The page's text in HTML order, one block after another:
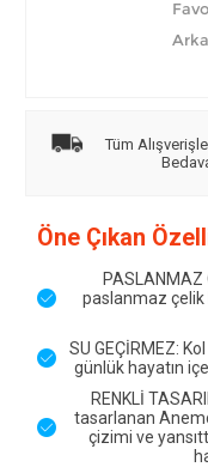
Tüm
Öne Çıkan
PASLANMAZ
paslanmaz çelik
SU GEÇİRMEZ:
günlük hayatın
RENKLİ
tasarlanan
çizimi ve